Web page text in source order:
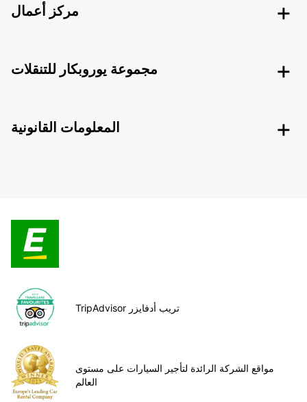
مركز أعمال
مجموعة يوروبكار للتنقلات
المعلومات القانونية
TripAdvisor تريب أدفايزر
مواقع الشركة الرائدة لتأجير السيارات على مستوى
العالم